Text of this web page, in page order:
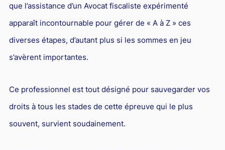
que l’assistance d’un Avocat fiscaliste expérimenté
apparaît incontournable pour gérer de « A à Z » ces
diverses étapes, d’autant plus si les sommes en jeu
s’avèrent importantes.
Ce professionnel est tout désigné pour sauvegarder vos
droits à tous les stades de cette épreuve qui le plus
souvent, survient soudainement.